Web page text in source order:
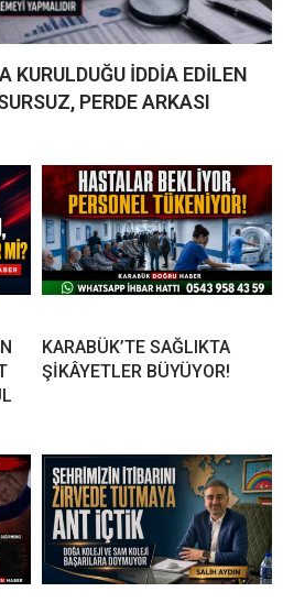
KURULDUĞU İDDİA EDİLEN
PERDE ARKASI
KARABÜK’TE SAĞLIKTA
ŞİKÂYETLER BÜYÜYOR!